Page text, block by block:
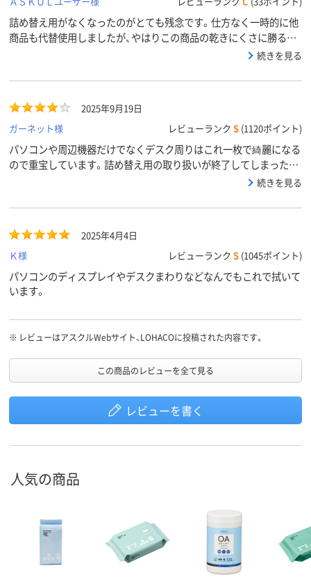
詰め替え用がなくなったのがとても残念です。仕方なく一時的に他
商品も代替使用しましたが、やはりこの商品の乾きにくさに勝るも
のはありませんでした。是非とも復活させていただきたいもので
続きを見る
2025年9月19日
ガーネット様
レビューランク S (1120ポイント)
パソコンや周辺機器だけでなくデスク周りはこれ一枚で綺麗になる
ので重宝しています。詰め替え用の取り扱いが終了してしまったの
続きを見る
2025年4月4日
Ｋ様
レビューランク S (1045ポイント)
パソコンのディスプレイやデスクまわりなどなんでもこれで拭いて
います。
※ レビューはアスクルWebサイト、LOHACOに投稿された内容です。
この商品のレビューを全て見る
レビューを書く
人気の商品